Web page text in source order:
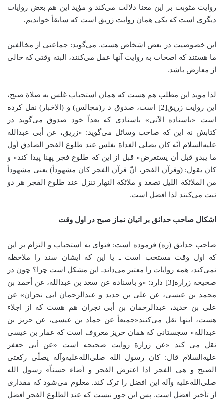
روایت مثوبت بر این معنا دلالت می‌کند و مؤید این هم بعض روایات
دیگری است که یکی همان روایت زریق است که سابقاً خواندیم.
این خصوصیت در بعض اشخاص هست. می‌گوید: جماعتی از مخالفین
ما هستند که اصحاب به روایت آنها عمل می‌کنند، البته وقتی که خالی
از معارض باشد.
لذا مؤید این مطلب هم هست که همان استحباب غلس به صلاة‌ صبح،
این روایت زریق[2] است، صدوق د ر(مجالس) و (الاخبار) نقل کرده
است «باسناده الآتی» باسنادی که بعداً خود صدوق می‌گوید در
کتابش نه این که صاحب وسائل می‌گوید: «زریق، عن أبی عبدالله
علیه‌السلام أنّه کان یصلی الغداة بغلس عند طلوع الفجر الصادق أول
ما یبدو قبل أن یستعرض» قبل از این که طلوع فجر پهنا پیدا کند« و
کان یقول: (وقرآن الفجر، انّ قرآن الفجر کان مشهوداً) یعنی مشهوداً
من الملائکة اللیل تصعد و ملائکة ‌النهار تنزل عند طلوع الفجر هر دو
ثبت می‌کنند لذا افضل است.
اشکال صاحب حدائق بر اتیان نماز صبح در اول وقت
صاحب حدائق (ره) فرموده است: فتوای به استحباب و التزام بر این
که اول وقت مستحب است ـ یا این که ایشان سند را ملاحظه
نمی‌کند، همه روایات را معتبر می‌داندـ این مشکل است چرا؟ چون در
صحیحه زراره[3] دارد: «و باسناده عن سعد بن عبدالله، عن أحمد بن
محمد بن عیسی، عن علی بن حدید و عبدالرحمان ابی نجران» عن
علی بن حدید، عبدالرحمان بن أبی نجران هم هست که از اجلاء
هست، اینها نقل می‌کنند«‌جمیعاً عن حماد بن عیسی، عن حریز بن
عبدالله» سجستانی که همان حریز معروف است که عمار بن عیسی
نقل می کند «عن زرارة روایت صحیحه است «عن أبی جعفر
علیه‌السلام قال: کان رسول الله صلی‌الله‌علیه‌‌وآله یصلّی رکعتی
الصبح و هی الفجر اذا اعترض الفجر و أضاء حسناً» رسول الله
صلی‌الله‌علیه وآله این افضل را ترک کند. معلوم می‌شود که مقداری
از تأخیر افضل است. پس این جور نیست که عند الطلوع الفجر افضل